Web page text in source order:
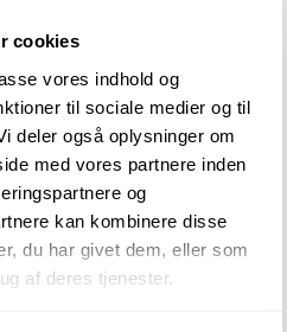
cookies
vores indhold og
til sociale medier og til
deler også oplysninger om
med vores partnere inden
og
kan kombinere disse
du har givet dem, eller som
af deres tjenester.